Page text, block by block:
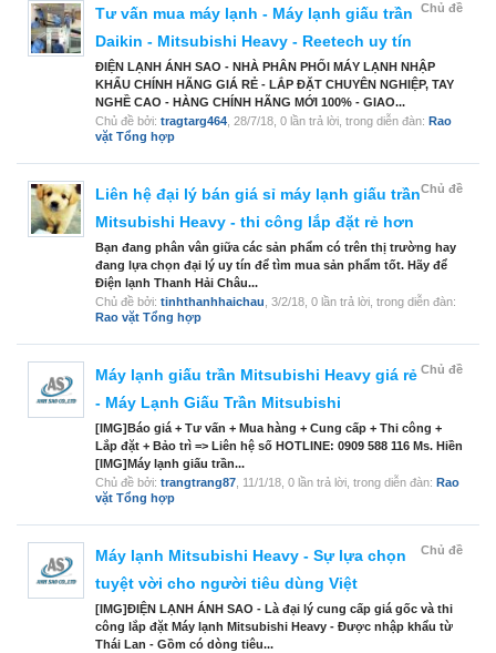
Chủ đề
Tư vấn mua máy lạnh - Máy lạnh giấu trần
Daikin - Mitsubishi Heavy - Reetech uy tín
ĐIỆN LẠNH ÁNH SAO - NHÀ PHÂN PHỐI MÁY LẠNH NHẬP
KHẨU CHÍNH HÃNG GIÁ RẺ - LẮP ĐẶT CHUYÊN NGHIỆP, TAY
NGHỀ CAO - HÀNG CHÍNH HÃNG MỚI 100% - GIAO...
Chủ đề bởi: tragtarg464 28/7/18 , 0 lần trả lời, trong diễn đàn: Rao
vặt Tổng hợp
Chủ đề
Liên hệ đại lý bán giá sỉ máy lạnh giấu trần
Mitsubishi Heavy - thi công lắp đặt rẻ hơn
Bạn đang phân vân giữa các sản phẩm có trên thị trường hay
đang lựa chọn đại lý uy tín để tìm mua sản phẩm tốt. Hãy để
Điện lạnh Thanh Hải Châu...
Chủ đề bởi: tinhthanhhaichau 3/2/18 , 0 lần trả lời, trong diễn đàn:
Rao vặt Tổng hợp
Chủ đề
Máy lạnh giấu trần Mitsubishi Heavy giá rẻ
- Máy Lạnh Giấu Trần Mitsubishi
[IMG]Báo giá + Tư vấn + Mua hàng + Cung cấp + Thi công +
Lắp đặt + Bảo trì => Liên hệ số HOTLINE: 0909 588 116 Ms. Hiền
[IMG]Máy lạnh giấu trần...
Chủ đề bởi: trangtrang87 11/1/18 , 0 lần trả lời, trong diễn đàn: Rao
vặt Tổng hợp
Chủ đề
Máy lạnh Mitsubishi Heavy - Sự lựa chọn
tuyệt vời cho người tiêu dùng Việt
[IMG]ĐIỆN LẠNH ÁNH SAO - Là đại lý cung cấp giá gốc và thi
công lắp đặt Máy lạnh Mitsubishi Heavy - Được nhập khẩu từ
Thái Lan - Gồm có dòng tiêu...